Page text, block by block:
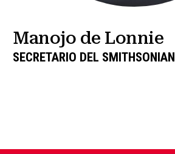
Manojo de Lonnie
SECRETARIO DEL SMITHSONIAN